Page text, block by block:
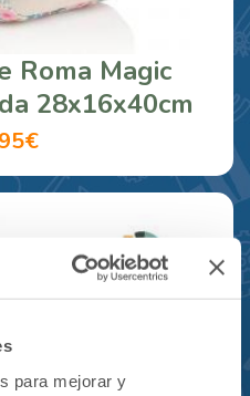
para mejorar y
Roma Magic
28x16x40cm